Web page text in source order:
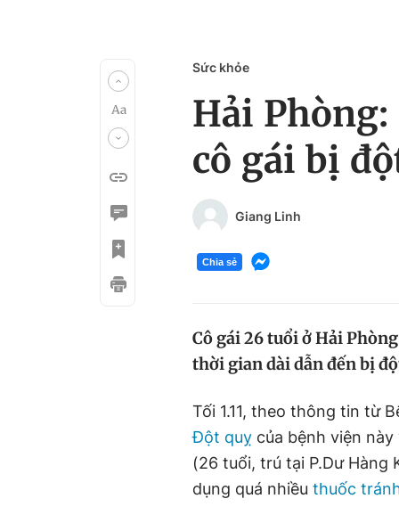
Sức khỏe
Hải
cô gái bị
Giang Linh
Chia sẻ
Cô gái 26 tuổi ở Hải
thời gian dài dẫn đến bị
Tối 1.11, theo thông tin từ
Đột quỵ của bệnh viện
(26 tuổi, trú tại P.Dư Hàng
dụng quá nhiều thuốc